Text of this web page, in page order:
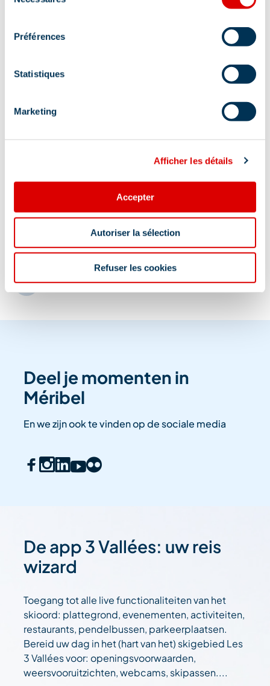
Préférences
Statistiques
Marketing
Afficher les détails
Accepter
Autoriser la sélection
Refuser les cookies
Adres
Maison des Générations, 73550 Les Allues
Informatie bijgewerkt op
06/12/2026.
Deel je momenten in
Méribel
En we zijn ook te vinden op de sociale media
De app 3 Vallées: uw reis
wizard
Toegang tot alle live functionaliteiten van het
skioord: plattegrond, evenementen, activiteiten,
restaurants, pendelbussen, parkeerplaatsen.
Bereid uw dag in het (hart van het) skigebied Les
3 Vallées voor: openingsvoorwaarden,
weersvooruitzichten, webcams, skipassen....